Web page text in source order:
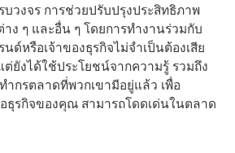
บวงจร การช่วยปรับปรุงประสิทธิภาพ
ง ๆ และอื่น ๆ โดยการทำงานร่วมกับ
ด์หรือเจ้าของธุรกิจไม่จำเป็นต้องเสีย
ต่ยังได้ใช้ประโยชน์จากความรู้ รวมถึง
ำกรตลาดที่พวกเขามีอยู่แล้ว เพื่อ
ธุรกิจของคุณ สามารถโดดเด่นในตลาด